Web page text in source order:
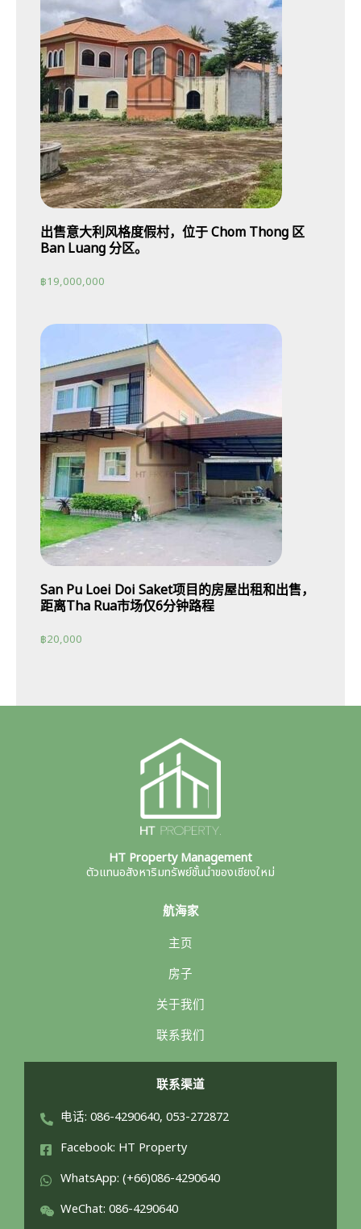
出售意大利风格度假村，位于 Chom Thong 区
Ban Luang 分区。
฿19,000,000
San Pu Loei Doi Saket项目的房屋出租和出售，
距离Tha Rua市场仅6分钟路程
฿20,000
HT Property Management
ตัวแทนอสังหาริมทรัพย์ชั้นนำของเชียงใหม่
航海家
主页
房子
关于我们
联系我们
联系渠道
电话: 086-4290640, 053-272872
Facebook: HT Property
WhatsApp: (+66)086-4290640
WeChat: 086-4290640